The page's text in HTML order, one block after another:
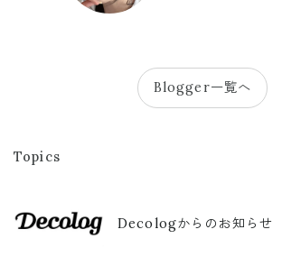
Blogger一覧へ
Topics
Decologからのお知らせ